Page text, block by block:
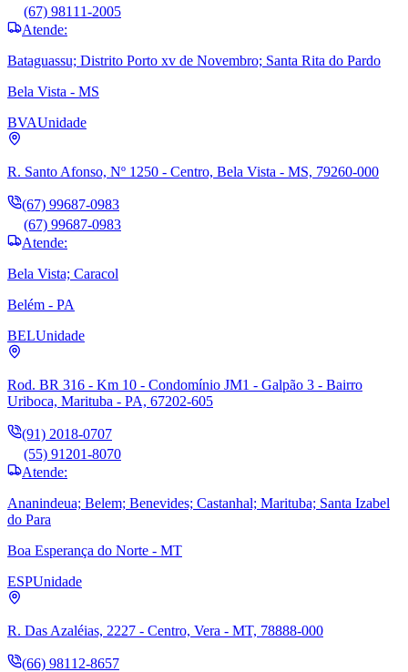
(67) 98111-2005
Atende:
Bataguassu; Distrito Porto xv de Novembro; Santa Rita do Pardo
Bela Vista - MS
BVAUnidade
R. Santo Afonso, Nº 1250 - Centro, Bela Vista - MS, 79260-000
(67) 99687-0983
(67) 99687-0983
Atende:
Bela Vista; Caracol
Belém - PA
BELUnidade
Rod. BR 316 - Km 10 - Condomínio JM1 - Galpão 3 - Bairro
Uriboca, Marituba - PA, 67202-605
(91) 2018-0707
(55) 91201-8070
Atende:
Ananindeua; Belem; Benevides; Castanhal; Marituba; Santa Izabel
do Para
Boa Esperança do Norte - MT
ESPUnidade
R. Das Azaléias, 2227 - Centro, Vera - MT, 78888-000
(66) 98112-8657